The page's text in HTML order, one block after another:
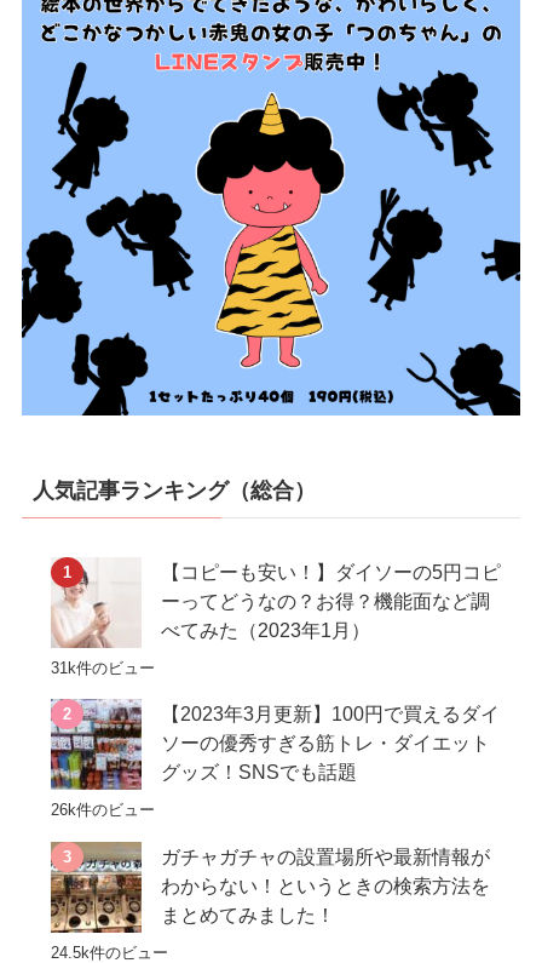
人気記事ランキング（総合）
【コピーも安い！】ダイソーの5円コピ
ーってどうなの？お得？機能面など調
べてみた（2023年1月）
31k件のビュー
【2023年3月更新】100円で買えるダイ
ソーの優秀すぎる筋トレ・ダイエット
グッズ！SNSでも話題
26k件のビュー
ガチャガチャの設置場所や最新情報が
わからない！というときの検索方法を
まとめてみました！
24.5k件のビュー